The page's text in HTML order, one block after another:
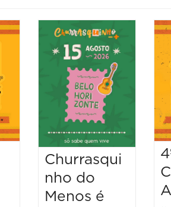
Churrasqui
nho do
Menos é